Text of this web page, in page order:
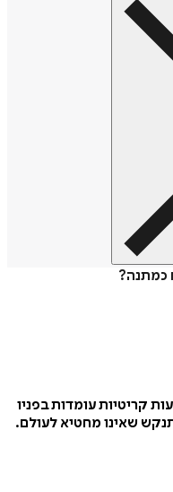
מושלגת ו-61 שעות קריטיות עומדות בפניו
מחטיא לעולם.